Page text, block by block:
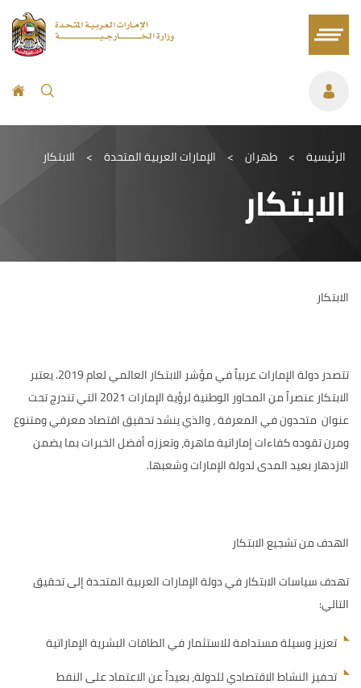
الرئيسية > طهران > الإمارات العربية المتحدة > الابتكار
الابتكار
الابتكار
تتصدر دولة الإمارات عربياً في مؤشر الابتكار العالمي لعام 2019. يعتبر
الابتكار عنصراً من المحاور الوطنية لرؤية الإمارات 2021 التي تندرج تحت
عنوان متحدون في المعرفة ، والذي ينشد تحقيق اقتصاد معرفي ومتنوع
ومرن تقوده كفاءات إماراتية ماهرة، وتعززه أفضل الخبرات بما يضمن
الازدهار بعيد المدى لدولة الإمارات وشعبها.
الهدف من تشجيع الابتكار
تهدف سياسات الابتكار في دولة الإمارات العربية المتحدة إلى تحقيق
التالي:
تعزيز وسيلة مستدامة للاستثمار في الطاقات البشرية الإماراتية
تحفيز النشاط الاقتصادي للدولة، بعيداً عن الاعتماد على النفط